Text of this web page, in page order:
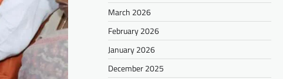
March 2026
February 2026
January 2026
December 2025